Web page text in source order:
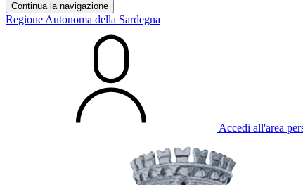
Continua la navigazione
Regione Autonoma della Sardegna
Accedi all'area